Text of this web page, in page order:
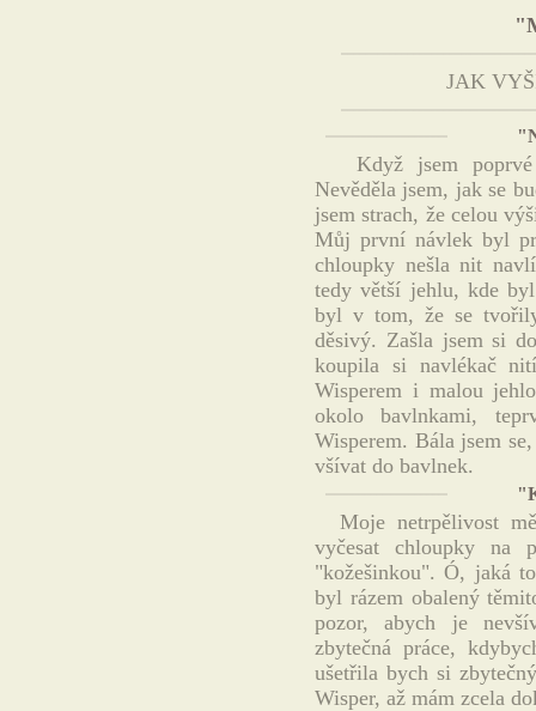
JAK
Když jsem poprvé
Nevěděla jsem, jak se
jsem strach, že celou
Můj první návlek byl
chloupky nešla nit
tedy větší jehlu, kde
byl v tom, že se
děsivý. Zašla jsem si
koupila si navlékač
Wisperem i malou
okolo bavlnkami,
Wisperem. Bála jsem
všívat do bavlnek.
Moje netrpělivost
vyčesat chloupky na
"kožešinkou". Ó, jaká
byl rázem obalený
pozor, abych je
zbytečná práce,
ušetřila bych si
Wisper, až mám zcela